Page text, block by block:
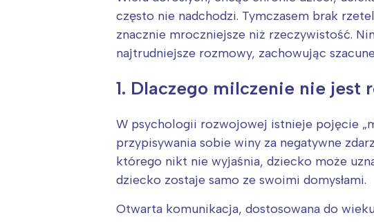
często nie nadchodzi. Tymczasem brak
znacznie mroczniejsze niż rzeczywistość.
najtrudniejsze rozmowy, zachowując
1. Dlaczego milczenie nie jest
W psychologii rozwojowej istnieje pojęcie
przypisywania sobie winy za negatywne
którego nikt nie wyjaśnia, dziecko może
dziecko zostaje samo ze swoimi domysłami.
Otwarta komunikacja, dostosowana do